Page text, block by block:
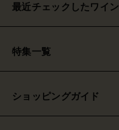
最近チェックしたワイン
特集一覧
ショッピングガイド